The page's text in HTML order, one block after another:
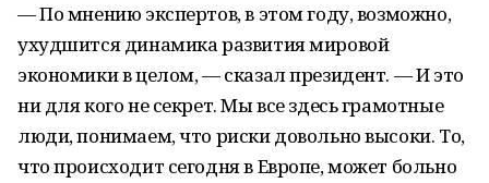
— По мнению экспертов, в этом году, возможно,
ухудшится динамика развития мировой
экономики в целом, — сказал президент. — И это
ни для кого не секрет. Мы все здесь грамотные
люди, понимаем, что риски довольно высоки. То,
что происходит сегодня в Европе, может больно